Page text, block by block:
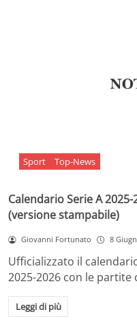
Sport Top-News
Calendario Serie A
(versione stampabile)
Giovanni Fortunato 8
Ufficializzato il
2025-2026 con le
Leggi di più